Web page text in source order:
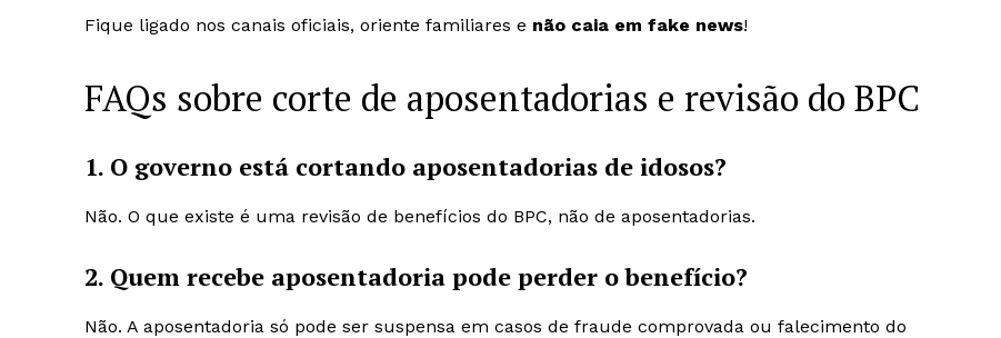
Fique ligado nos canais oficiais, oriente familiares e não caia em fake news!
FAQs sobre corte de aposentadorias e revisão do BPC
1. O governo está cortando aposentadorias de idosos?
Não. O que existe é uma revisão de benefícios do BPC, não de aposentadorias.
2. Quem recebe aposentadoria pode perder o benefício?
Não. A aposentadoria só pode ser suspensa em casos de fraude comprovada ou falecimento do